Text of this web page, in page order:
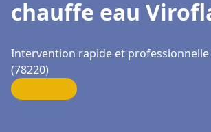
chauffe eau
Intervention rapide et professionnelle
(78220)